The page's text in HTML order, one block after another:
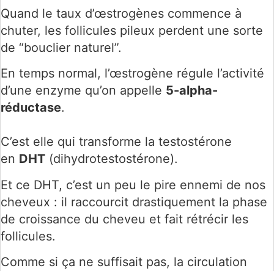
Quand le taux d’œstrogènes commence à
chuter, les follicules pileux perdent une sorte
de “bouclier naturel”.
En temps normal, l’œstrogène régule l’activité
d’une enzyme qu’on appelle 5-alpha-
réductase.
C’est elle qui transforme la testostérone
en DHT (dihydrotestostérone).
Et ce DHT, c’est un peu le pire ennemi de nos
cheveux : il raccourcit drastiquement la phase
de croissance du cheveu et fait rétrécir les
follicules.
Comme si ça ne suffisait pas, la circulation